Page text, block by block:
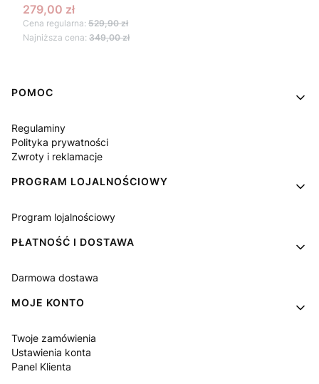
Cena promocyjna
279,00 zł
Cena regularna: 529,90 zł
Najniższa cena: 349,00 zł
Linki w stopce
POMOC
Regulaminy
Polityka prywatności
Zwroty i reklamacje
PROGRAM LOJALNOŚCIOWY
Program lojalnościowy
PŁATNOŚĆ I DOSTAWA
Darmowa dostawa
MOJE KONTO
Twoje zamówienia
Ustawienia konta
Panel Klienta